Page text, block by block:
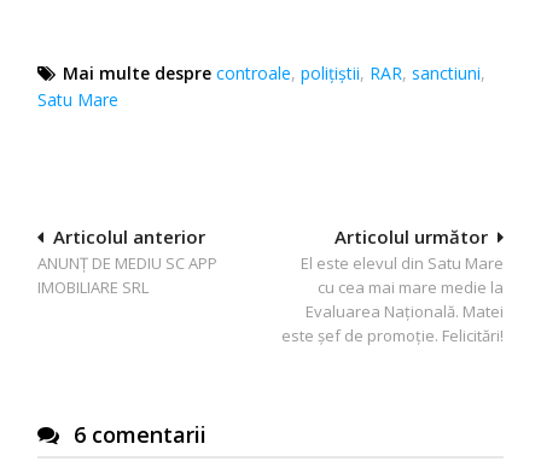
Mai multe despre controale,poliţiştii, RAR,sanctiuni,
Satu Mare
Navigare
în
Articolul următor
El este elevul din Satu Mare
cu cea mai mare medie la
Evaluarea Națională. Matei
este șef de promoție. Felicitări!
Articolul anterior
ANUNŢ DE MEDIU SC APP
IMOBILIARE SRL
6 comentarii